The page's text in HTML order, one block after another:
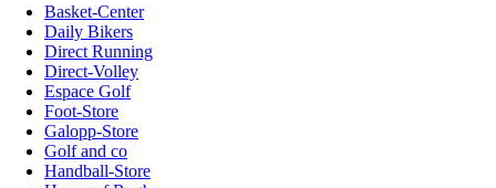
Basket-Center
Daily Bikers
Direct Running
Direct-Volley
Espace Golf
Foot-Store
Galopp-Store
Golf and co
Handball-Store